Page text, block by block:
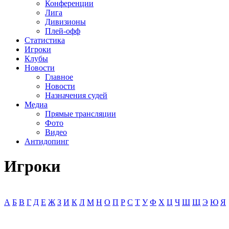
Конференции
Лига
Дивизионы
Плей-офф
Статистика
Игроки
Клубы
Новости
Главное
Новости
Назначения судей
Медиа
Прямые трансляции
Фото
Видео
Антидопинг
Игроки
А Б В Г Д Е Ж З И К Л М Н О П Р С Т У Ф Х Ц Ч Ш Щ Э Ю Я